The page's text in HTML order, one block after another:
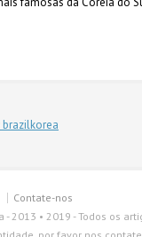
brazilkorea
Contate-nos
- 2013 • 2019 - Todos os